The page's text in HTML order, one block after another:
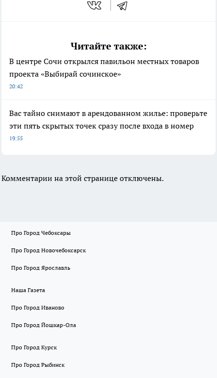
Читайте также:
В центре Сочи открылся павильон местных товаров
проекта «Выбирай сочинское»
20:42
Вас тайно снимают в арендованном жилье: проверьте
эти пять скрытых точек сразу после входа в номер
19:55
Комментарии на этой странице отключены.
Про Город Чебоксары
Про Город Новочебоксарск
Про Город Ярославль
Наша Газета
Про Город Иваново
Про Город Йошкар-Ола
Про Город Курск
Про Город Рыбинск